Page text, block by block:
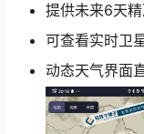
提供未来6天
可查看实时卫
动态天气界面